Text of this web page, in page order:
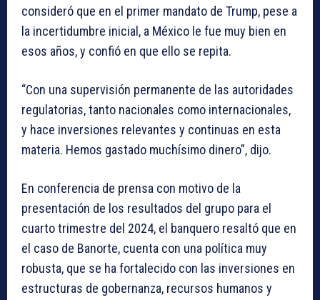
consideró que en el primer mandato de Trump, pese a
la incertidumbre inicial, a México le fue muy bien en
esos años, y confió en que ello se repita.
“Con una supervisión permanente de las autoridades
regulatorias, tanto nacionales como internacionales,
y hace inversiones relevantes y continuas en esta
materia. Hemos gastado muchísimo dinero”, dijo.
En conferencia de prensa con motivo de la
presentación de los resultados del grupo para el
cuarto trimestre del 2024, el banquero resaltó que en
el caso de Banorte, cuenta con una política muy
robusta, que se ha fortalecido con las inversiones en
estructuras de gobernanza, recursos humanos y